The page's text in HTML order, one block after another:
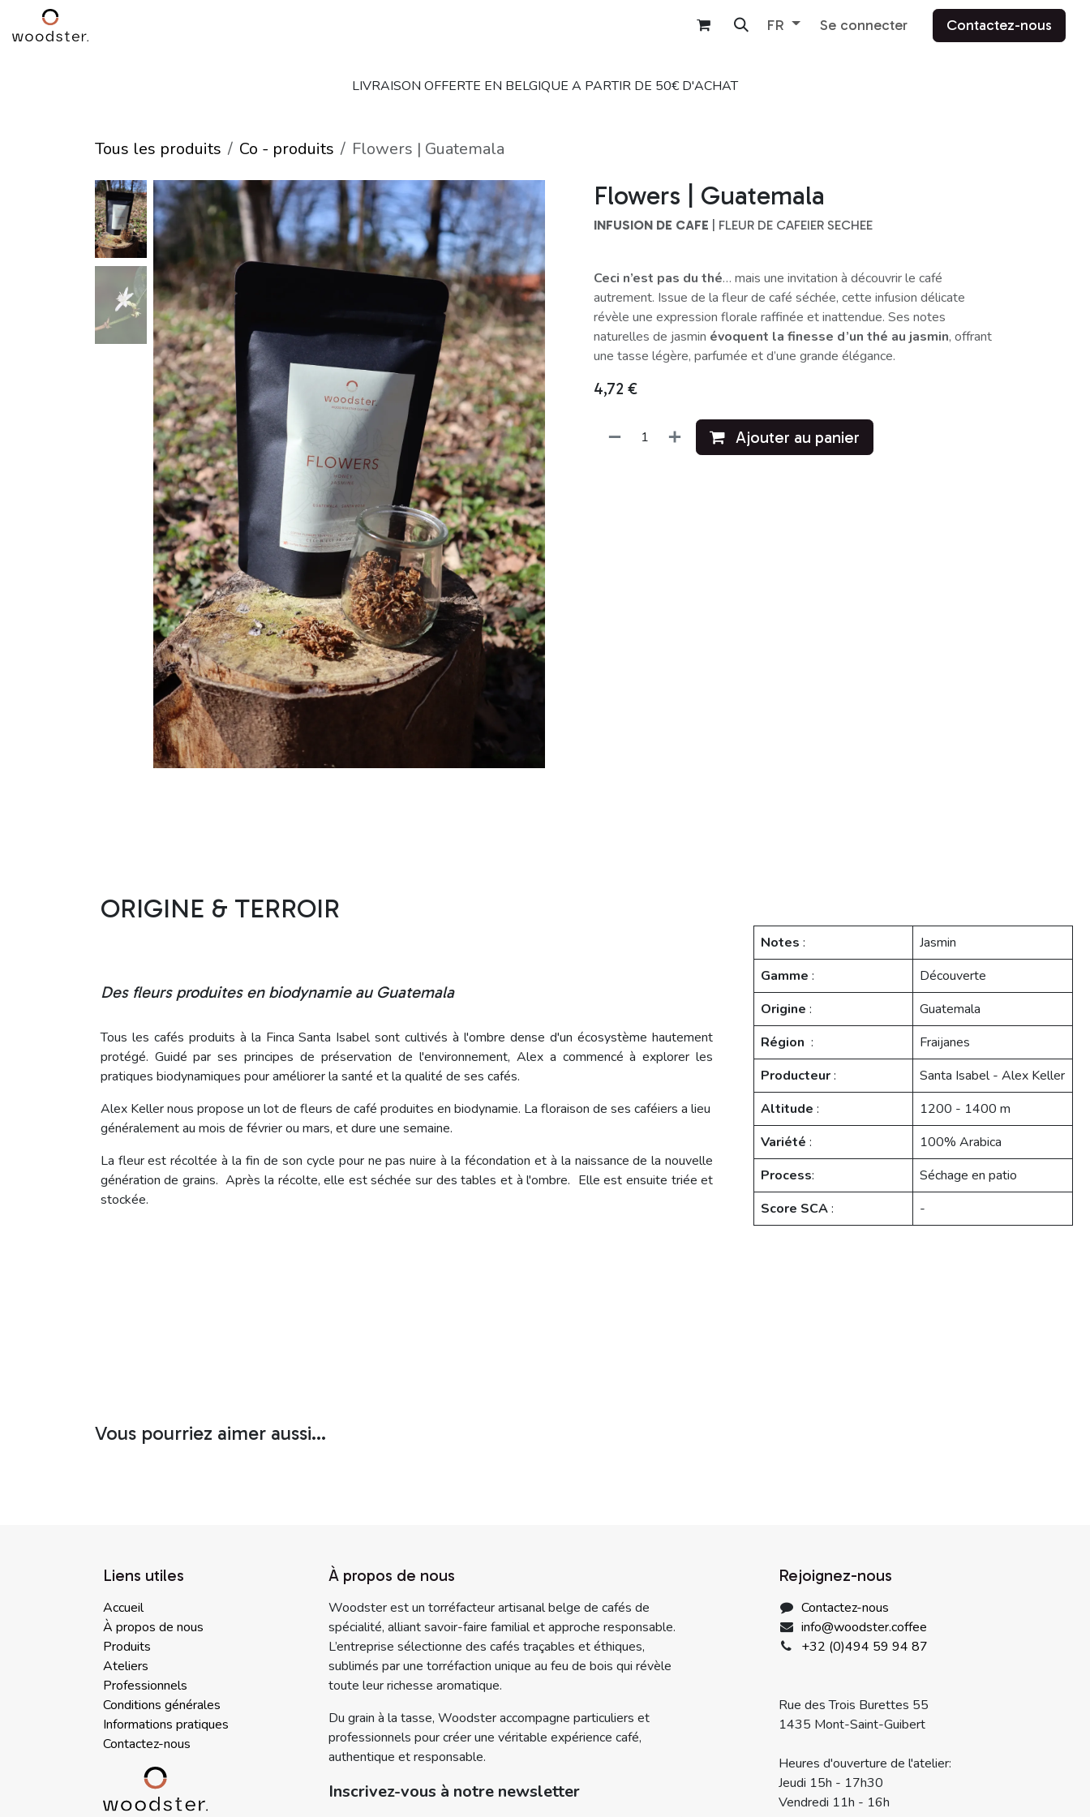
Se rendre au contenu
FR Se connecter Contactez-nous
LIVRAISON OFFERTE EN BELGIQUE A PARTIR DE 50€ D'ACHAT
Tous les produits Co - produits Flowers | Guatemala
Flowers | Guatemala
INFUSION DE CAFE | FLEUR DE CAFEIER SECHEE
Ceci n’est pas du thé… mais une invitation à découvrir le café
autrement. Issue de la fleur de café séchée, cette infusion délicate
révèle une expression florale raffinée et inattendue. Ses notes
naturelles de jasmin évoquent la finesse d’un thé au jasmin, offrant
une tasse légère, parfumée et d’une grande élégance.
4,72 €
Ajouter au panier
ORIGINE & TERROIR
Des fleurs produites en biodynamie au Guatemala
Tous les cafés produits à la Finca Santa Isabel sont cultivés à l'ombre dense d'un écosystème hautement
protégé. Guidé par ses principes de préservation de l'environnement, Alex a commencé à explorer les
pratiques biodynamiques pour améliorer la santé et la qualité de ses cafés.
Alex Keller nous propose un lot de fleurs de café produites en biodynamie. La floraison de ses caféiers a lieu
généralement au mois de février ou mars, et dure une semaine.
La fleur est récoltée à la fin de son cycle pour ne pas nuire à la fécondation et à la naissance de la nouvelle
génération de grains. Après la récolte, elle est séchée sur des tables et à l'ombre. Elle est ensuite triée et
stockée.
Notes:
Jasmin
Gamme:
Découverte
Origine:
Guatemala
Région :
Fraijanes
Producteur:
Santa Isabel - Alex Keller
Altitude:
1200 - 1400 m
Variété:
100% Arabica
Process:
Séchage en patio
Score SCA: -
Vous pourriez aimer aussi...
Liens utiles
Accueil
À propos de nous
Produits
Ateliers
Professionnels
Conditions générales
Informations pratiques
Contactez-nous
À propos de nous
Woodster est un torréfacteur artisanal belge de cafés de
spécialité, alliant savoir-faire familial et approche responsable.
L’entreprise sélectionne des cafés traçables et éthiques,
sublimés par une torréfaction unique au feu de bois qui révèle
toute leur richesse aromatique.
Du grain à la tasse, Woodster accompagne particuliers et
professionnels pour créer une véritable expérience café,
authentique et responsable.
Inscrivez-vous à notre newsletter
Rejoignez-nous
Contactez-nous
info@woodster.coffee
+32 (0)494 59 94 87
Rue des Trois Burettes 55
1435 Mont-Saint-Guibert
Heures d'ouverture de l'atelier:
Jeudi 15h - 17h30
Vendredi 11h - 16h